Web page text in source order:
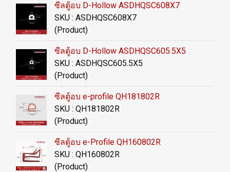
ซีลตู้อบ D-Hollow ASDHQSC608X7
SKU : ASDHQSC608X7
(Product)
ซีลตู้อบ D-Hollow ASDHQSC605.5X5
SKU : ASDHQSC605.5X5
(Product)
ซีลตู้อบ e-profile QH181802R
SKU : QH181802R
(Product)
ซีลตู้อบ e-Profile QH160802R
SKU : QH160802R
(Product)